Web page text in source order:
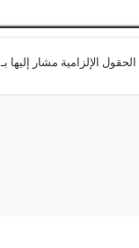
الحقول الإلزامية مشار إليها بـ